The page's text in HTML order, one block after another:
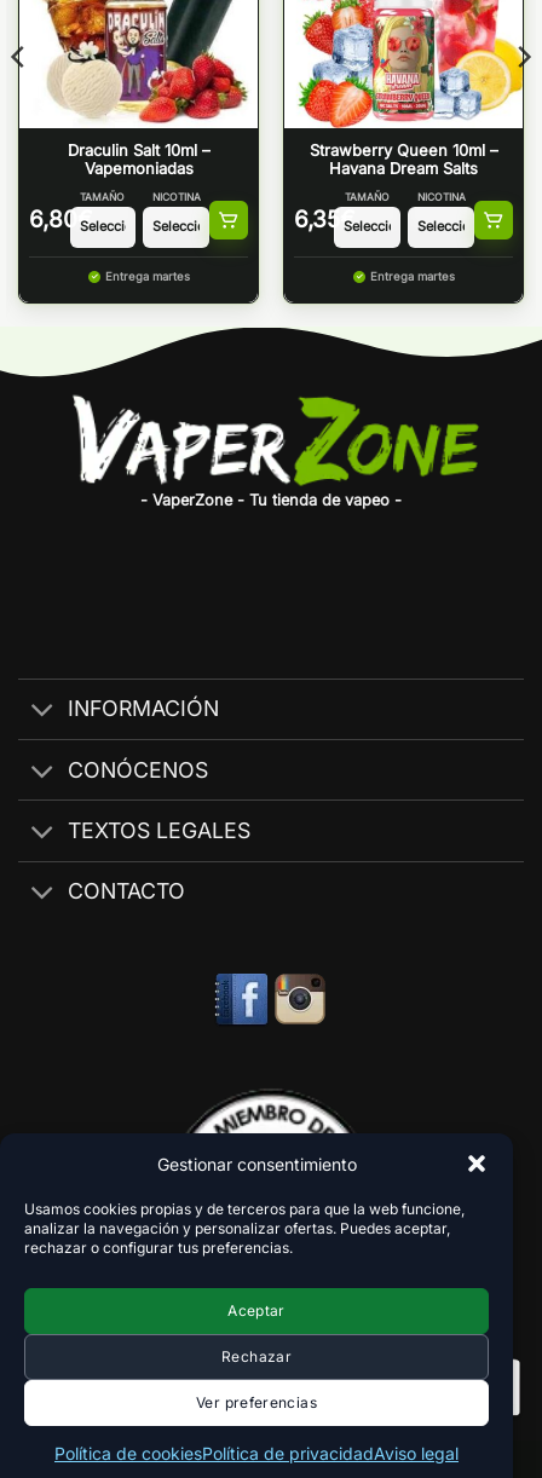
Gestionar consentimiento
Usamos cookies propias y de terceros para que la web funcione,
analizar la navegación y personalizar ofertas. Puedes aceptar,
rechazar o configurar tus preferencias.
Aceptar
Rechazar
Ver preferencias
Política de cookiesPolítica de privacidadAviso legal
Draculin Salt 10ml –
Vapemoniadas
6,80 €
TAMAÑO NICOTINA
Entrega martes
Strawberry Queen 10ml –
Havana Dream Salts
6,35 €
TAMAÑO NICOTINA
Entrega martes
- VaperZone - Tu tienda de vapeo -
INFORMACIÓN
CONÓCENOS
TEXTOS LEGALES
CONTACTO
Copyright 2018-2026 - VaperZone ®